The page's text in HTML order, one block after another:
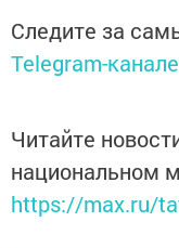
Следите за
Telegram-канале
Читайте
национальном
https://max.ru/